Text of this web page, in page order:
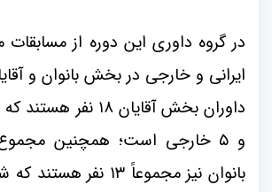
در گروه داوری این دوره از مسابقات
ایرانی و خارجی در بخش بانوان و
داوران بخش آقایان۱۸ نفر هستند
و ۵ خارجی است؛ همچنین
بانوان نیز مجموعاً ۱۳ نفر هستند که